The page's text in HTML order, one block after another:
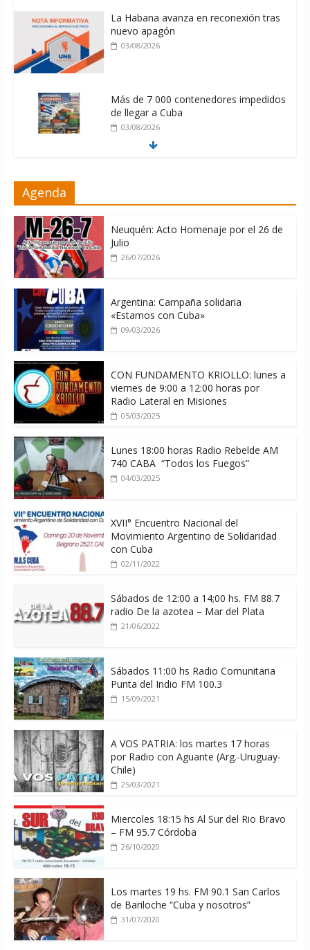
La Habana avanza en reconexión tras
nuevo apagón
03/08/2026
Más de 7 000 contenedores impedidos
de llegar a Cuba
03/08/2026
04/08/2026
Agenda
Neuquén: Acto Homenaje por el 26 de
Julio
26/07/2026
Argentina: Campaña solidaria
«Estamos con Cuba»
09/03/2026
CON FUNDAMENTO KRIOLLO: lunes a
viernes de 9:00 a 12:00 horas por
Radio Lateral en Misiones
05/03/2025
Lunes 18:00 horas Radio Rebelde AM
740 CABA “Todos los Fuegos”
04/03/2025
XVII° Encuentro Nacional del
Movimiento Argentino de Solidaridad
con Cuba
02/11/2022
Sábados de 12:00 a 14;00 hs. FM 88.7
radio De la azotea – Mar del Plata
21/06/2022
Sábados 11:00 hs Radio Comunitaria
Punta del Indio FM 100.3
15/09/2021
A VOS PATRIA: los martes 17 horas
por Radio con Aguante (Arg.-Uruguay-
Chile)
25/03/2021
Miercoles 18:15 hs Al Sur del Rio Bravo
– FM 95.7 Córdoba
26/10/2020
Los martes 19 hs. FM 90.1 San Carlos
de Bariloche “Cuba y nosotros”
31/07/2020